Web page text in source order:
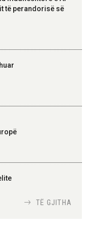
të perandorisë së
TË GJITHA